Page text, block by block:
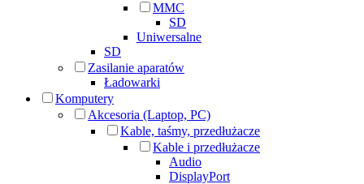
MMC
SD
Uniwersalne
SD
Zasilanie aparatów
Ładowarki
Komputery
Akcesoria (Laptop, PC)
Kable, taśmy, przedłużacze
Kable i przedłużacze
Audio
DisplayPort